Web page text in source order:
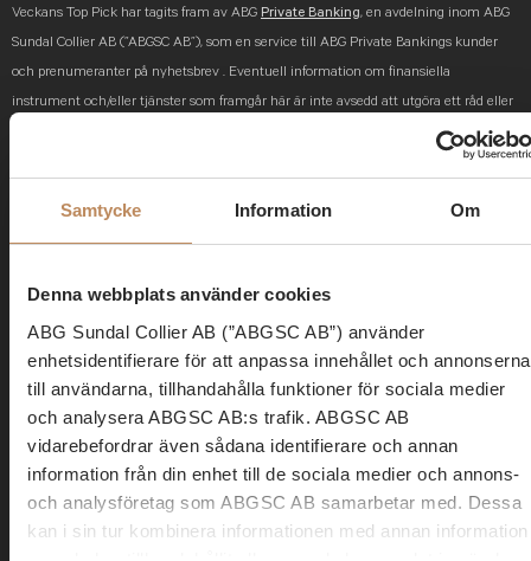
Samtycke Information Om
Denna webbplats använder cookies
ABG Sundal Collier AB (”ABGSC AB”) använder
enhetsidentifierare för att anpassa innehållet och annonserna
till användarna, tillhandahålla funktioner för sociala medier
och analysera ABGSC AB:s trafik. ABGSC AB
vidarebefordrar även sådana identifierare och annan
information från din enhet till de sociala medier och annons-
och analysföretag som ABGSC AB samarbetar med. Dessa
kan i sin tur kombinera informationen med annan information
Veckans Top Pick har tagits fram av ABG Private Banking, en avdelning inom ABG
Sundal Collier AB (”ABGSC AB”), som en service till ABG Private Bankings kunder
och prenumeranter på nyhetsbrev . Eventuell information om finansiella
instrument och/eller tjänster som framgår här är inte avsedd att utgöra ett råd eller
en rekommendation att agera på ett visst sätt. Informationen är av allmän karaktär
och inte anpassad utifrån mottagarens individuella situation. Innehållet här ska inte
Placeringar i finansiella instrument är förknippade med ekonomisk risk. Du ansvarar
själv för risken med dina investeringar och måste således själv skaffa dig kännedom
Ovan presenterar ABGPrivate Banking en svensk sammanfattning av en av ABGSC
AB på engelska framtagen och redan distribuerad investeringsrekommendation.
Investeringsrekommendationen somVeckans Top Pickär baserad på distribuerades
till ABGSC AB:s kunder första gången den 31 oktober kl 15:27 2024.
Veckans Top Picksammanfattas på svenska en på engelska framtagen och redan
distribuerad investeringsrekommendation. Sammanfattningen på svenska är en fri
översättning som kan innehålla avvikelser från originaltexten för en bättre